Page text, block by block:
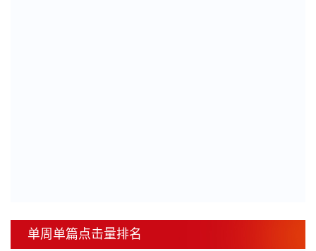
单周单篇点击量排名